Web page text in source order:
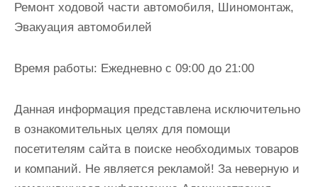
Ремонт ходовой части автомобиля, Шиномонтаж,
Эвакуация автомобилей
Время работы: Ежедневно с 09:00 до 21:00
Данная информация представлена исключительно
в ознакомительных целях для помощи
посетителям сайта в поиске необходимых товаров
и компаний. Не является рекламой! За неверную и